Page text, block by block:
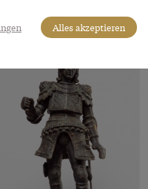
Alles akzeptieren